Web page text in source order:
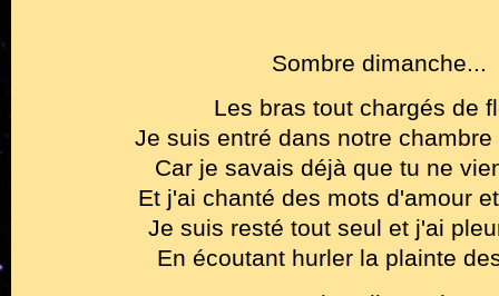
Sombre dimanche...
Les bras tout chargés de
Je suis entré dans notre
Car je savais déjà que tu ne
Et j'ai chanté des mots d'amour
Je suis resté tout seul et j'ai
En écoutant hurler la plainte